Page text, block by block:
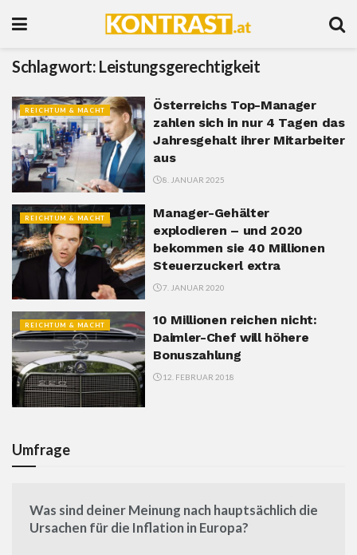
Schlagwort: Leistungsgerechtigkeit
REICHTUM & MACHT
Österreichs Top-Manager
zahlen sich in nur 4 Tagen das
Jahresgehalt ihrer Mitarbeiter
aus
8. JANUAR 2025
REICHTUM & MACHT
Manager-Gehälter
explodieren – und 2020
bekommen sie 40 Millionen
Steuerzuckerl extra
7. JANUAR 2020
REICHTUM & MACHT
10 Millionen reichen nicht:
Daimler-Chef will höhere
Bonuszahlung
12. FEBRUAR 2018
Umfrage
Was sind deiner Meinung nach hauptsächlich die
Ursachen für die Inflation in Europa?